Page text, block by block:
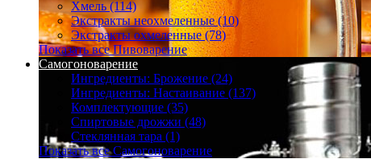
Хмель (114)
Экстракты неохмеленные (10)
Экстракты охмеленные (78)
Показать все Пивоварение
Самогоноварение
Ингредиенты: Брожение (24)
Ингредиенты: Настаивание (137)
Комплектующие (35)
Спиртовые дрожжи (48)
Стеклянная тара (1)
Показать все Самогоноварение